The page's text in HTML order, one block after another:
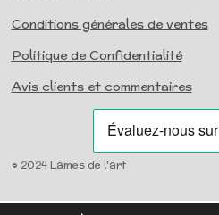
Conditions générales de ventes
Politique de Confidentialité
Avis clients et commentaires
© 2024 Lames de l'art